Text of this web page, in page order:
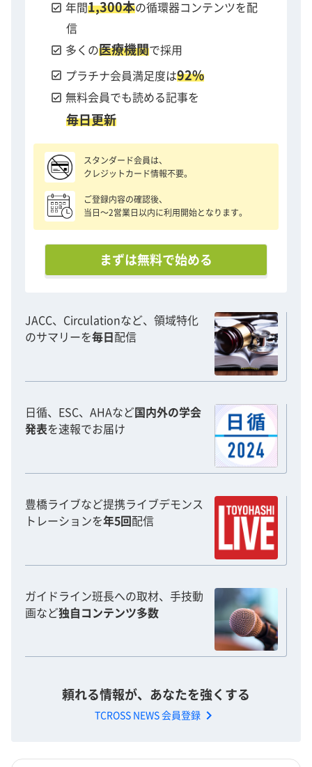
check_box 年間1,300本の循環器コンテンツを配
信
check_box 多くの医療機関で採用
check_box プラチナ会員満足度は92%
check_box 無料会員でも読める記事を
毎日更新
スタンダード会員は、
クレジットカード情報不要。
ご登録内容の確認後、
当日〜2営業日以内に利用開始となります。
まずは無料で始める
JACC、Circulationなど、領域特化
のサマリーを毎日 配信
日循、ESC、AHAなど国内外の学会
発表を速報でお届け
豊橋ライブなど提携ライブデモンス
トレーションを年5回 配信
ガイドライン班長への取材、手技動
画など独自コンテンツ多数
頼れる情報が、あなたを強くする
TCROSS NEWS 会員登録 chevron_right